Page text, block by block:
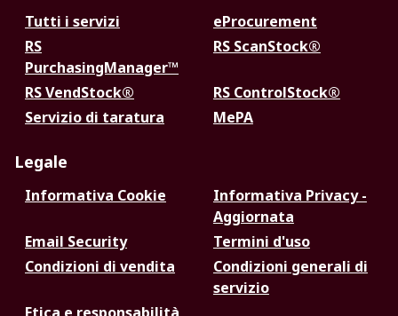
Tutti i servizi
eProcurement
RS
PurchasingManager™
RS ScanStock®
RS VendStock®
RS ControlStock®
Servizio di taratura
MePA
Legale
Informativa Cookie
Informativa Privacy -
Aggiornata
Email Security
Termini d'uso
Condizioni di vendita
Condizioni generali di
servizio